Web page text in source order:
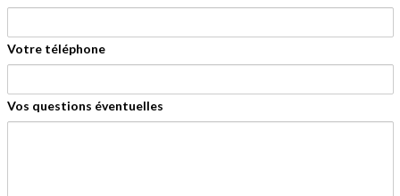
Votre téléphone
Vos questions éventuelles